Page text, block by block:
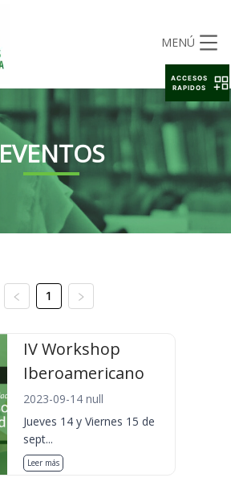
MENÚ
EVENTOS
1
IV Workshop
Iberoamericano
2023-09-14 null
Jueves 14 y Viernes 15 de
sept...
Leer más
ACCESOS
RAPIDOS